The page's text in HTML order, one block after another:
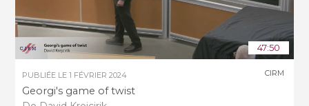
47:50
PUBLIÉE LE1 FÉVRIER 2024
Georgi's game of twist
CIRM